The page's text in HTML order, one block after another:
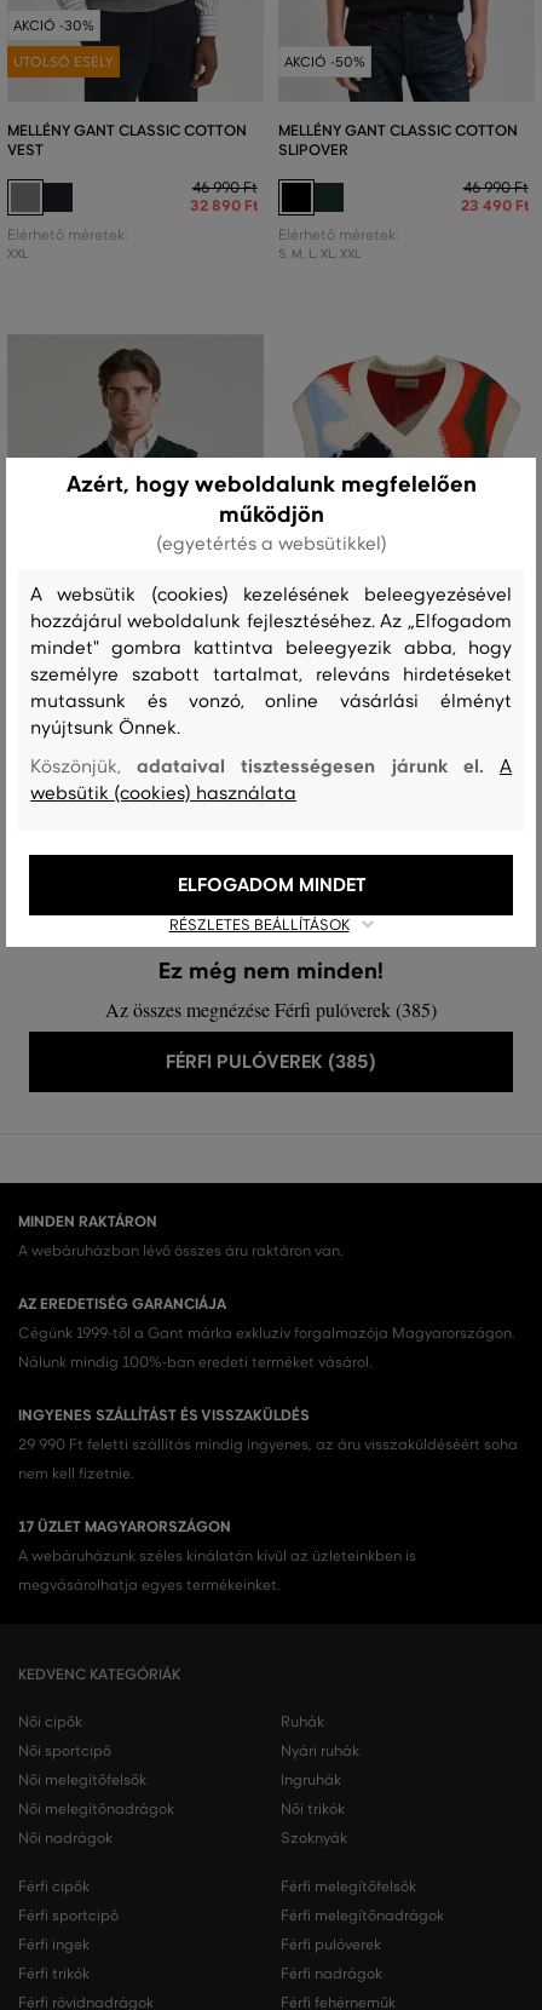
AKCIÓ -30%
UTOLSÓ ESÉLY
MELLÉNY GANT CLASSIC COTTON
VEST
46 990 Ft
32 890 Ft
Elérhető méretek:
XXL
AKCIÓ -50%
MELLÉNY GANT CLASSIC COTTON
SLIPOVER
46 990 Ft
23 490 Ft
Elérhető méretek:
S, M, L, XL, XXL
AKCIÓ -50%
SLIPOVER
46 990 Ft
Elérhető méretek:
AKCIÓ -50%
UTOLSÓ ESÉLY
VEST
Elérhető méretek:
Ez még nem minden!
Az összes megnézése Férfi pulóverek (385)
FÉRFI PULÓVEREK (385)
MINDEN RAKTÁRON
A webáruházban lévő összes áru raktáron van.
AZ EREDETISÉG GARANCIÁJA
Cégünk 1999-től a Gant márka exkluzív forgalmazója Magyarországon.
Nálunk mindig 100%-ban eredeti terméket vásárol.
INGYENES SZÁLLÍTÁST ÉS VISSZAKÜLDÉS
29 990 Ft feletti szállítás mindig ingyenes, az áru visszaküldéséért soha
nem kell fizetnie.
17 ÜZLET MAGYARORSZÁGON
A webáruházunk széles kínálatán kívül az üzleteinkben is
megvásárolhatja egyes termékeinket.
KEDVENC KATEGÓRIÁK
Női cipők
Női sportcipő
Női melegítőfelsők
Női melegítőnadrágok
Női nadrágok
Ruhák
Nyári ruhák
Ingruhák
Női trikók
Szoknyák
Férfi cipők
Férfi sportcipő
Férfi ingek
Férfi trikók
Férfi rövidnadrágok
Férfi melegítőfelsők
Férfi melegítőnadrágok
Férfi pulóverek
Férfi nadrágok
Férfi fehérneműk
Azért, hogy weboldalunk megfelelően
működjön
(egyetértés a websütikkel)
A websütik (cookies) kezelésének beleegyezésével
hozzájárul weboldalunk fejlesztéséhez. Az „Elfogadom
mindet" gombra kattintva beleegyezik abba, hogy
személyre szabott tartalmat, releváns hirdetéseket
mutassunk és vonzó, online vásárlási élményt
nyújtsunk Önnek.
Köszönjük,adataival tisztességesen járunk el.A
websütik (cookies) használata
RÉSZLETES BEÁLLÍTÁSOK
ELFOGADOM MINDET